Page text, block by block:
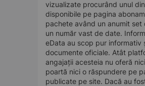
vizualizate procurând unul
disponibile pe pagina
pachete având un anumit
un număr vast de date.
eData au scop pur informativ
documente oficiale. Atât
angajații acesteia nu oferă
poartă nici o răspundere pe
publicate pe site. Dacă au